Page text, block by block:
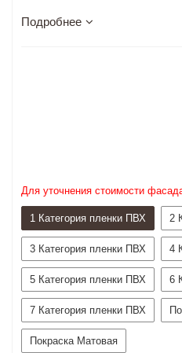
Подробнее
Для уточнения стоимости
1 Категория пленки ПВХ 2
3 Категория пленки ПВХ 4
5 Категория пленки ПВХ 6
7 Категория пленки ПВХ
Покраска Матовая